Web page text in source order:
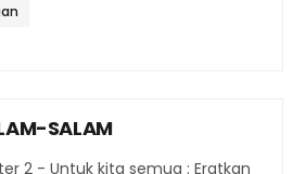
SALAM
2 - Untuk kita semua : Eratkan